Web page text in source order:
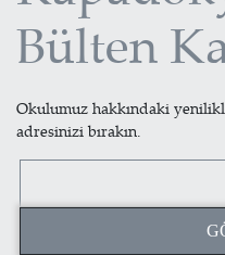
Bülten
Okulumuz hakkındaki
adresinizi bırakın.